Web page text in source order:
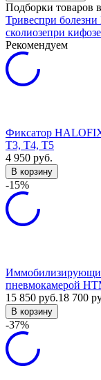
Подборки товаров
Тривеспри
сколиозепри кифозе
Рекомендуем
Фиксатор
Т3, Т4, Т5
4 950 руб.
В корзину
-15%
пневмокамерой
15 850 руб.18 700
В корзину
-37%